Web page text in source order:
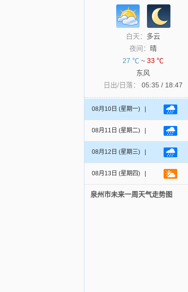
白天： 多云
夜间：
晴
27 ℃ ~ 33 ℃
东风
日出/日落：
05:35 / 18:47
08月10日 (星期一) |
08月11日 (星期二) |
08月12日 (星期三) |
08月13日 (星期四) |
泉州市未来一周天气走势图